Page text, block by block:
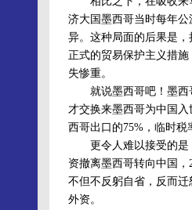
济大国墨西哥当时每年
异。这种局面的后果是
正式的贸易保护主义措
失惨重。
就说墨西哥吧！墨西哥
才交换来墨西哥为中国
西哥出口的75%，临时税
更令人难以接受的是，
资撤离墨西哥转向中国
不但不反躬自省，反而
外资。